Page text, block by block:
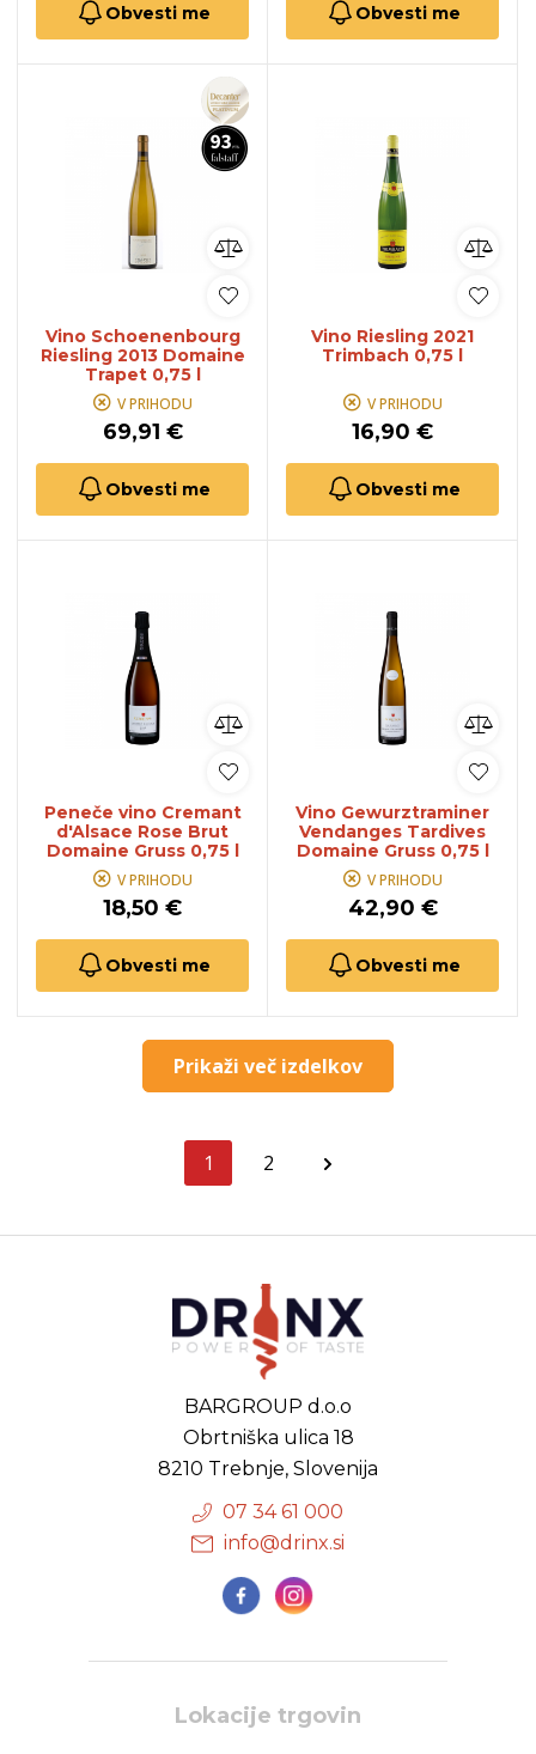
Obvesti me Obvesti me
Vino Schoenenbourg
Riesling 2013 Domaine
Trapet 0,75 l
V PRIHODU
69,91 €
Obvesti me
Vino Riesling 2021
Trimbach 0,75 l
V PRIHODU
16,90 €
Obvesti me
Peneče vino Cremant
d'Alsace Rose Brut
Domaine Gruss 0,75 l
V PRIHODU
18,50 €
Obvesti me
Vino Gewurztraminer
Vendanges Tardives
Domaine Gruss 0,75 l
V PRIHODU
42,90 €
Obvesti me
Prikaži več izdelkov
1 2
BARGROUP d.o.o
Obrtniška ulica 18
8210 Trebnje, Slovenija
07 34 61 000
info@drinx.si
Lokacije trgovin